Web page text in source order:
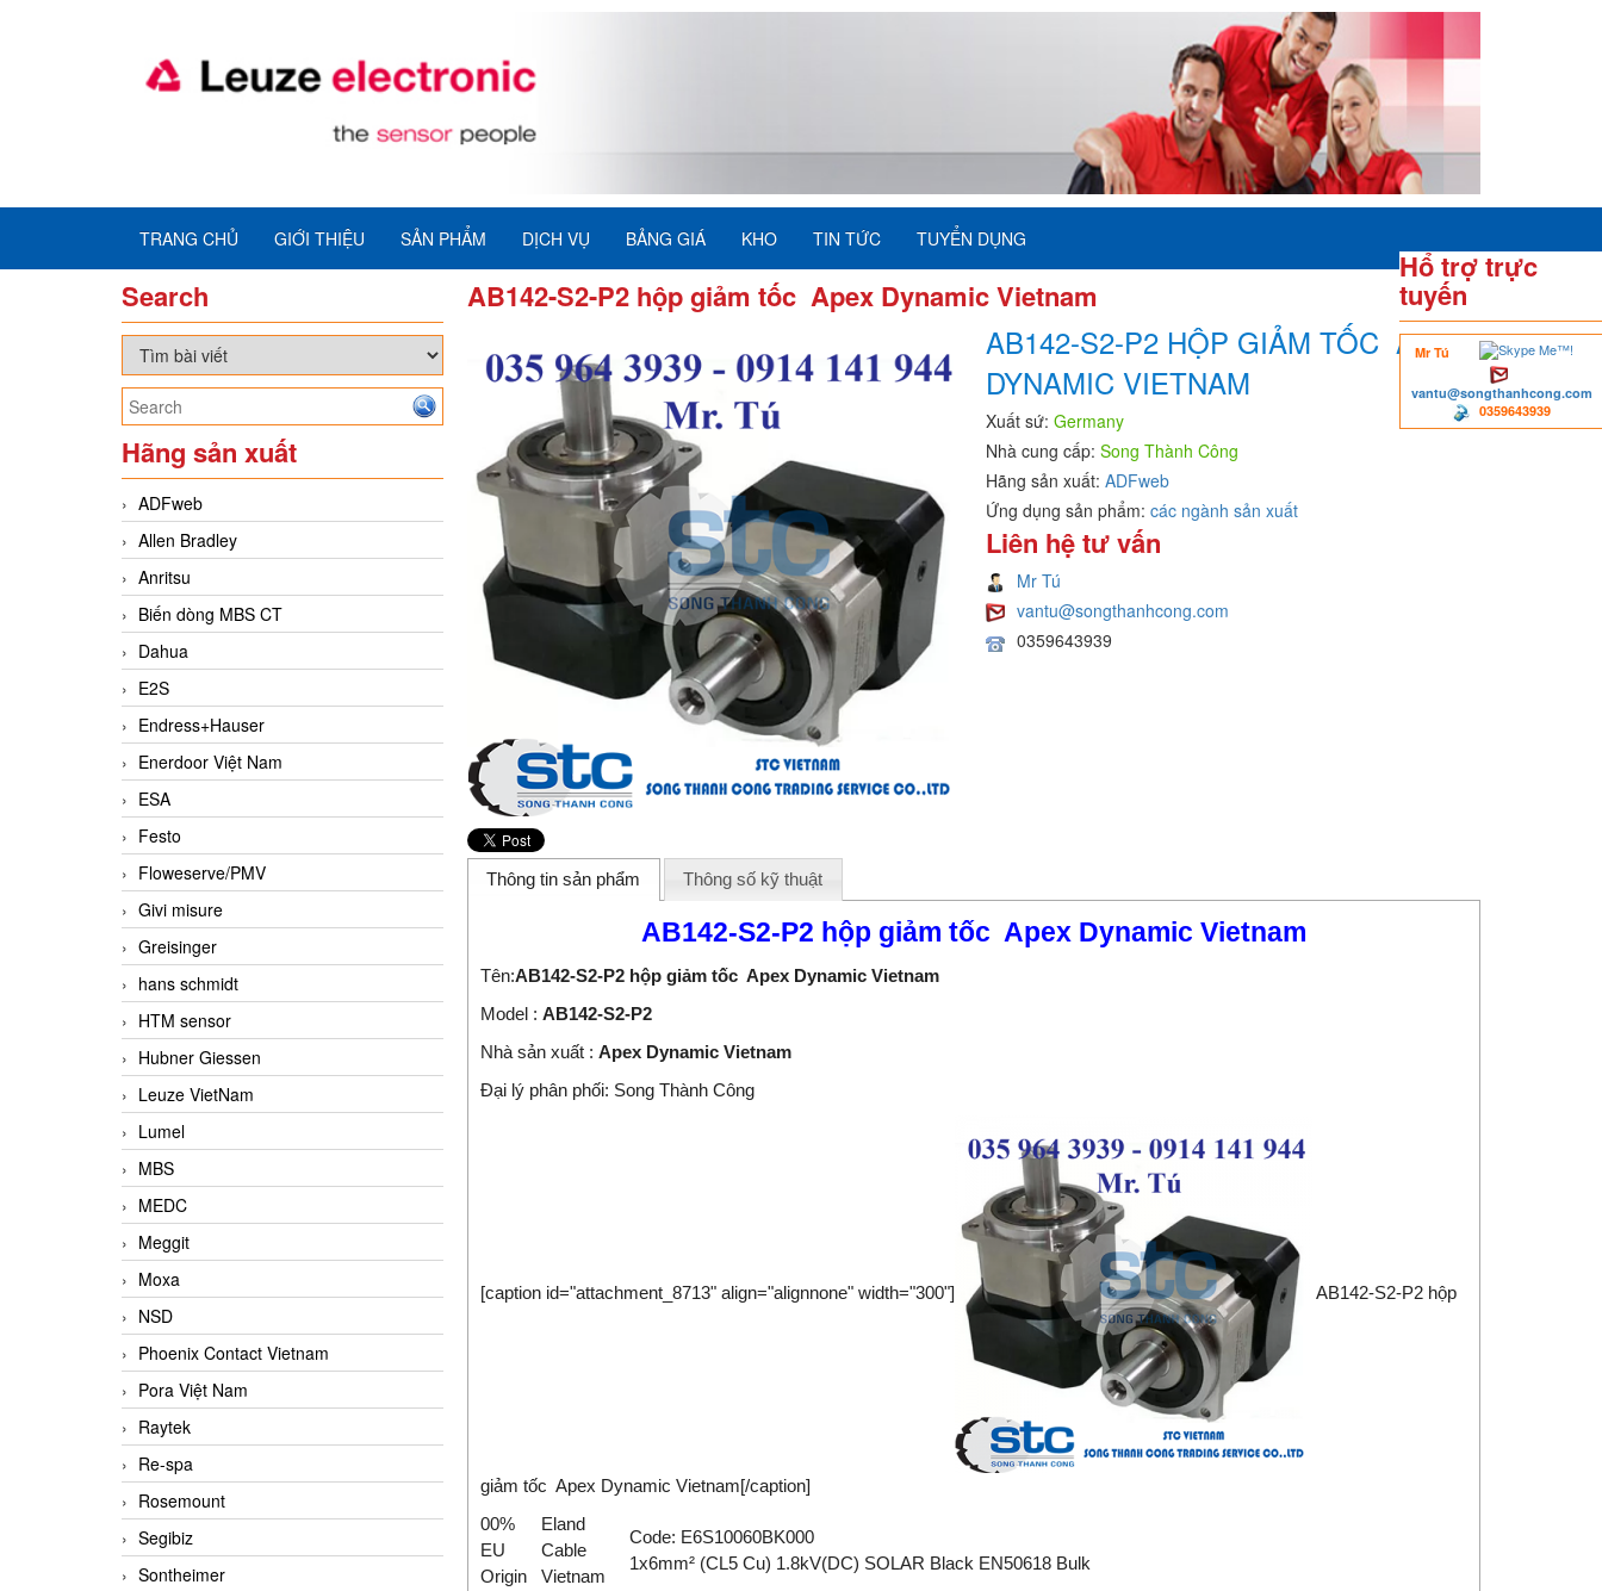
TRANG CHỦ GIỚI THIỆU SẢN PHẨM DỊCH VỤ BẢNG GIÁ KHO TIN TỨC TUYỂN DỤNG
Search
Hổ trợ trực
tuyến
Mr Tú
vantu@songthanhcong.com
0359643939
Hãng sản xuất
ADFweb
Allen Bradley
Anritsu
Biến dòng MBS CT
Dahua
E2S
Endress+Hauser
Enerdoor Việt Nam
ESA
Festo
Floweserve/PMV
Givi misure
Greisinger
hans schmidt
HTM sensor
Hubner Giessen
Leuze VietNam
Lumel
MBS
MEDC
Meggit
Moxa
NSD
Phoenix Contact Vietnam
Pora Việt Nam
Raytek
Re-spa
Rosemount
Segibiz
Sontheimer
AB142-S2-P2 hộp giảm tốc Apex Dynamic Vietnam
AB142-S2-P2 HỘP GIẢM TỐC APEX
DYNAMIC VIETNAM
Xuất sứ: Germany
Nhà cung cấp: Song Thành Công
Hãng sản xuất: ADFweb
Ứng dụng sản phẩm: các ngành sản xuất
Liên hệ tư vấn
Mr Tú
vantu@songthanhcong.com
0359643939
Thông tin sản phẩm Thông số kỹ thuật
AB142-S2-P2 hộp giảm tốc Apex Dynamic Vietnam
Tên:AB142-S2-P2 hộp giảm tốc Apex Dynamic Vietnam
Model : AB142-S2-P2
Nhà sản xuất : Apex Dynamic Vietnam
Đại lý phân phối: Song Thành Công
[caption id="attachment_8713" align="alignnone" width="300"] AB142-S2-P2 hộp
giảm tốc Apex Dynamic Vietnam[/caption]
00%
EU
Origin
Eland
Cable
Vietnam
Code: E6S10060BK000
1x6mm² (CL5 Cu) 1.8kV(DC) SOLAR Black EN50618 Bulk